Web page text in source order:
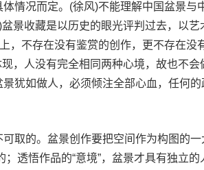
情况而定。(徐风)不能理解中国盆景与
景收藏是以历史的眼光评判过去，以艺
，不存在没有鉴赏的创作，更不存在没
，人没有完全相同两种心境，故也不会
犹如做人，必须倾注全部心血，任何的
取的。盆景创作要把空间作为构图的一
透悟作品的“意境”，盆景才具有独立的